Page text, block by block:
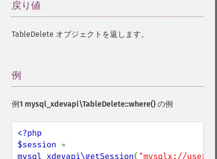
戻り値
TableDelete オブジェクトを返します。
例
例1 mysql_xdevapi\TableDelete::where() の例
<?php
$session
mysql_xdevapi\getSession( "mysqlx://